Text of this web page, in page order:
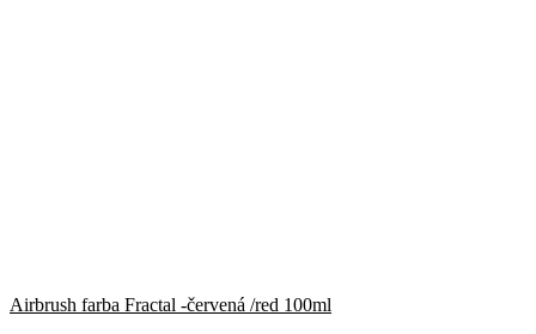
Airbrush farba Fractal -červená /red 100ml